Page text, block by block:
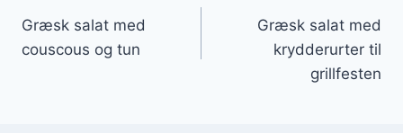
Græsk salat med
couscous og tun
Græsk salat med
krydderurter til
grillfesten